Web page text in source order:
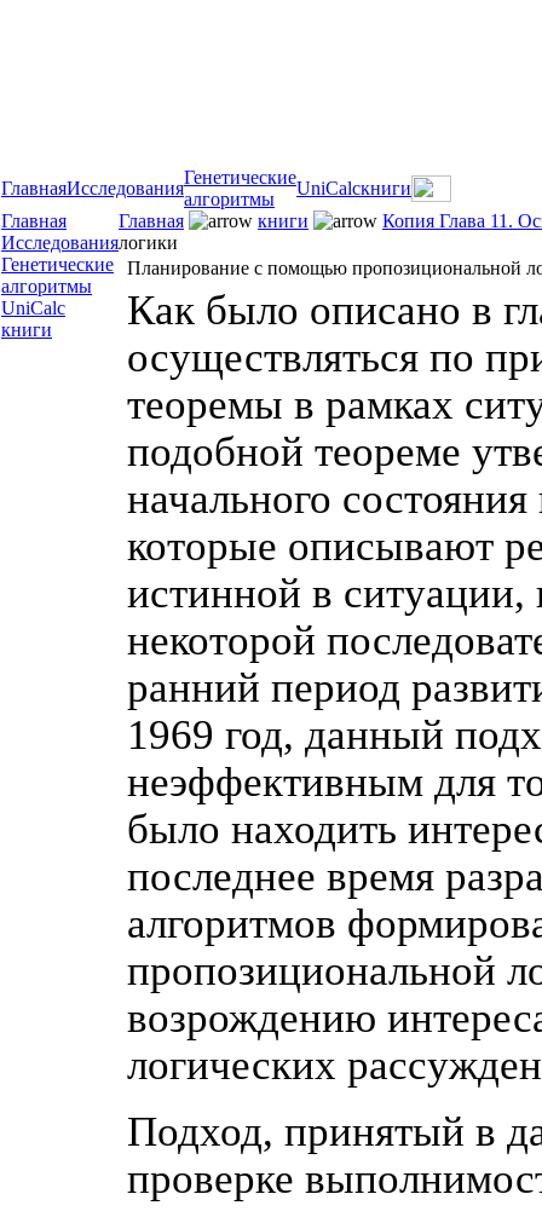
ГлавнаяИсследования
Генетические
алгоритмы
UniCalcкниги
Главная
Исследования
Генетические
алгоритмы
UniCalc
книги
Главная книги
Копия Глава 11.
логики
Планирование с помощью пропозициональной
Как было описано в
осуществляться по
теоремы в рамках
подобной теореме
начального
которые описывают
истинной в ситуации,
некоторой
ранний период
1969 год, данный
неэффективным для
было находить
последнее время
алгоритмов
пропозициональной
возрождению
логических
Подход, принятый в
проверке